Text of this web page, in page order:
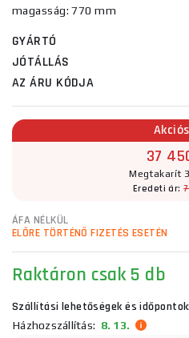
magasság: 770 mm
GYÁRTÓ
JÓTÁLLÁS
AZ ÁRU KÓDJA
37
Megtakarít
Eredeti ár:
ÁFA NÉLKÜL
ELŐRE TÖRTÉNŐ FIZETÉS ESETÉN
Raktáron csak 5 db
Szállítási lehetőségek és időpontok:
Házhozszállítás: 8. 13.